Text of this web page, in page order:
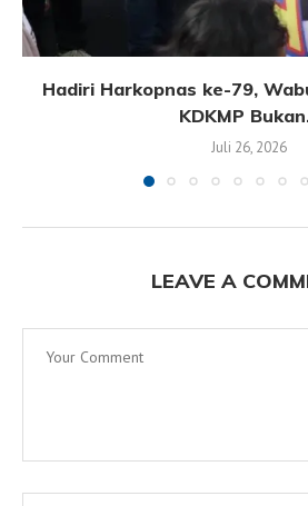
Hadiri Harkopnas ke-79,
KDKMP
Juli 26, 2026
LEAVE A